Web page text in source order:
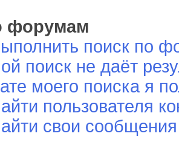
форумам
поиск по
поиск не даёт
моего поиска я
пользователя
свои